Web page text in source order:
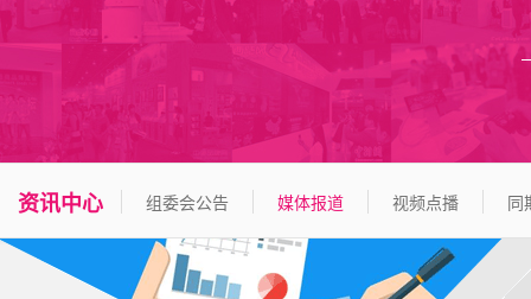
资讯中心 组委会公告 媒体报道 视频点播 同